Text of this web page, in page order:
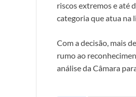
riscos extremos e até
categoria que atua na
Com a decisão, mais
rumo ao
análise da Câmara